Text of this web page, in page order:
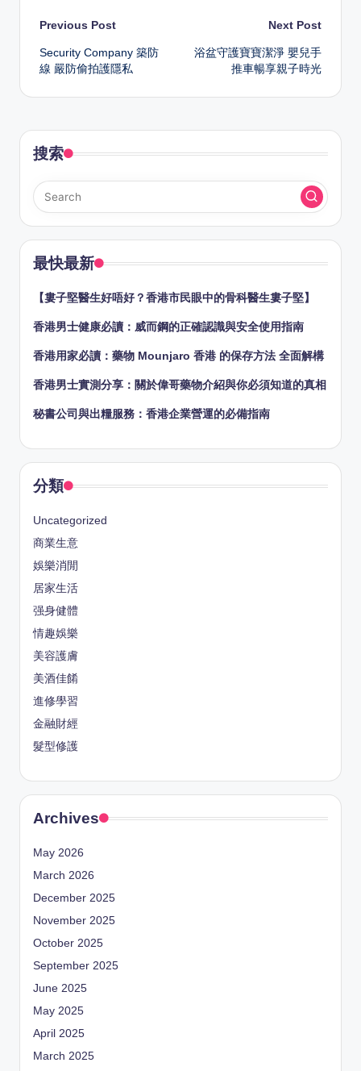
Post
navigation
Previous Post
Security Company 築防
線 嚴防偷拍護隱私
Next Post
浴盆守護寶寶潔淨 嬰兒手
推車暢享親子時光
搜索
最快最新
【婁子堅醫生好唔好？香港市民眼中的骨科醫生婁子堅】
香港男士健康必讀：威而鋼的正確認識與安全使用指南
香港用家必讀：藥物 Mounjaro 香港 的保存方法 全面解構
香港男士實測分享：關於偉哥藥物介紹與你必須知道的真相
秘書公司與出糧服務：香港企業營運的必備指南
分類
Uncategorized
商業生意
娛樂消閒
居家生活
强身健體
情趣娛樂
美容護膚
美酒佳餚
進修學習
金融財經
髮型修護
Archives
May 2026
March 2026
December 2025
November 2025
October 2025
September 2025
June 2025
May 2025
April 2025
March 2025